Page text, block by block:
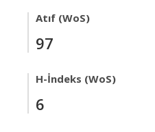
Atıf (WoS)
97
H-İndeks (WoS)
6